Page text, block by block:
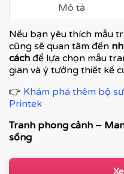
Mô tả
Nếu bạn yêu thích mẫu
cũng sẽ quan tâm đến
cách để lựa chọn mẫu
gian và ý tưởng thiết kế
👉 Khám phá thêm bộ
Printek
Tranh phong cảnh –
sống
Tranh phong cảnh là
chuộng nhờ khả năng